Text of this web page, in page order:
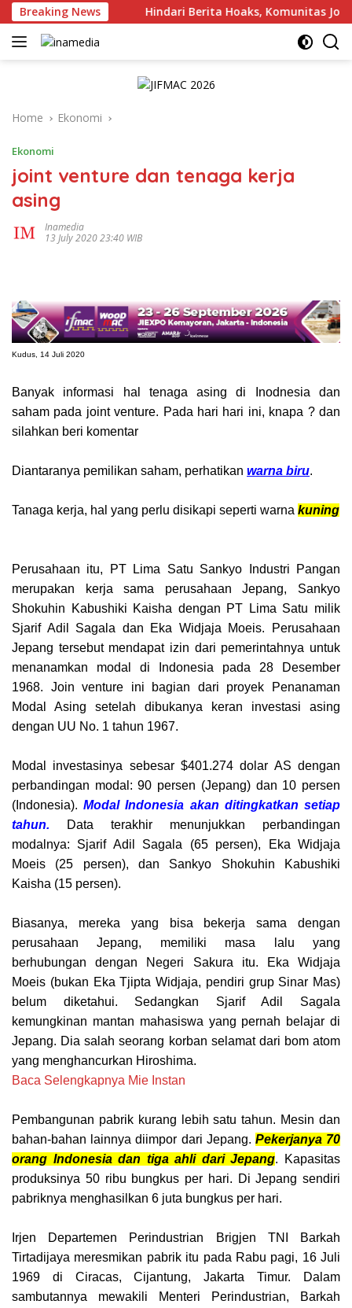
Skip
to
content
Breaking News
Bersuara Hindari Berita Hoaks, Komunitas Jogja
Home Ekonomi
Ekonomi
joint venture dan tenaga kerja
asing
Inamedia
13 July 2020 23:40 WIB
Kudus, 14 Juli 2020
Banyak informasi hal tenaga asing di Inodnesia dan
saham pada joint venture. Pada hari hari ini, knapa ? dan
silahkan beri komentar
Diantaranya pemilikan saham, perhatikan warna biru.
Tanaga kerja, hal yang perlu disikapi seperti warna kuning
Perusahaan itu, PT Lima Satu Sankyo Industri Pangan
merupakan kerja sama perusahaan Jepang, Sankyo
Shokuhin Kabushiki Kaisha dengan PT Lima Satu milik
Sjarif Adil Sagala dan Eka Widjaja Moeis. Perusahaan
Jepang tersebut mendapat izin dari pemerintahnya untuk
menanamkan modal di Indonesia pada 28 Desember
1968. Join venture ini bagian dari proyek Penanaman
Modal Asing setelah dibukanya keran investasi asing
dengan UU No. 1 tahun 1967.
Modal investasinya sebesar $401.274 dolar AS dengan
perbandingan modal: 90 persen (Jepang) dan 10 persen
(Indonesia).Modal Indonesia akan ditingkatkan setiap
tahun. Data terakhir menunjukkan perbandingan
modalnya: Sjarif Adil Sagala (65 persen), Eka Widjaja
Moeis (25 persen), dan Sankyo Shokuhin Kabushiki
Kaisha (15 persen).
Biasanya, mereka yang bisa bekerja sama dengan
perusahaan Jepang, memiliki masa lalu yang
berhubungan dengan Negeri Sakura itu. Eka Widjaja
Moeis (bukan Eka Tjipta Widjaja, pendiri grup Sinar Mas)
belum diketahui. Sedangkan Sjarif Adil Sagala
kemungkinan mantan mahasiswa yang pernah belajar di
Jepang. Dia salah seorang korban selamat dari bom atom
yang menghancurkan Hiroshima.
Baca Selengkapnya Mie Instan
Pembangunan pabrik kurang lebih satu tahun. Mesin dan
bahan-bahan lainnya diimpor dari Jepang. Pekerjanya 70
orang Indonesia dan tiga ahli dari Jepang. Kapasitas
produksinya 50 ribu bungkus per hari. Di Jepang sendiri
pabriknya menghasilkan 6 juta bungkus per hari.
Irjen Departemen Perindustrian Brigjen TNI Barkah
Tirtadijaya meresmikan pabrik itu pada Rabu pagi, 16 Juli
1969 di Ciracas, Cijantung, Jakarta Timur. Dalam
sambutannya mewakili Menteri Perindustrian, Barkah